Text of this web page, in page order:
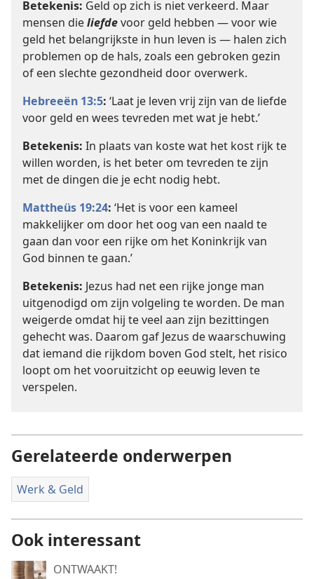
Betekenis: Geld op zich is niet verkeerd. Maar
mensen dieliefdevoor geld hebben — voor wie
geld het belangrijkste in hun leven is — halen zich
problemen op de hals, zoals een gebroken gezin
of een slechte gezondheid door overwerk.
Hebreeën 13:5: ‘Laat je leven vrij zijn van de liefde
voor geld en wees tevreden met wat je hebt.’
Betekenis: In plaats van koste wat het kost rijk te
willen worden, is het beter om tevreden te zijn
met de dingen die je echt nodig hebt.
Mattheüs 19:24: ‘Het is voor een kameel
makkelijker om door het oog van een naald te
gaan dan voor een rijke om het Koninkrijk van
God binnen te gaan.’
Betekenis: Jezus had net een rijke jonge man
uitgenodigd om zijn volgeling te worden. De man
weigerde omdat hij te veel aan zijn bezittingen
gehecht was. Daarom gaf Jezus de waarschuwing
dat iemand die rijkdom boven God stelt, het risico
loopt om het vooruitzicht op eeuwig leven te
verspelen.
Gerelateerde onderwerpen
Werk & Geld
Ook interessant
ONTWAAKT!